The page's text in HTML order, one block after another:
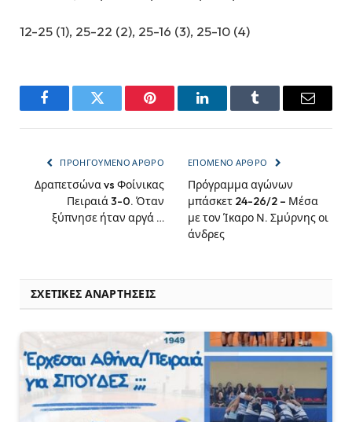
12-25 (1), 25-22 (2), 25-16 (3), 25-10 (4)
FacebookTwitter Pinterest LinkedInTumblr Email
ΠΡΟΗΓΟΎΜΕΝΟ ΆΡΘΡΟ
Δραπετσώνα vs Φοίνικας
Πειραιά 3-0. Όταν
ξύπνησε ήταν αργά …
ΕΠΌΜΕΝΟ ΆΡΘΡΟ
Πρόγραμμα αγώνων
μπάσκετ 24-26/2 – Μέσα
με τον Ίκαρο Ν. Σμύρνης οι
άνδρες
ΣΧΕΤΙΚΈΣ ΑΝΑΡΤΉΣΕΙΣ